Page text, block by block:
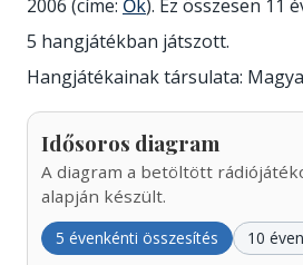
2006 (címe: Ők). Ez összesen 11
5 hangjátékban játszott.
Hangjátékainak társulata:
Idősoros diagram
A diagram a betöltött
alapján készült.
5 évenkénti összesítés 10